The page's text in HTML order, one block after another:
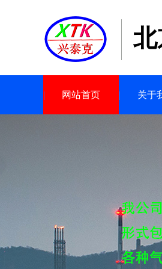
网站首页 关于